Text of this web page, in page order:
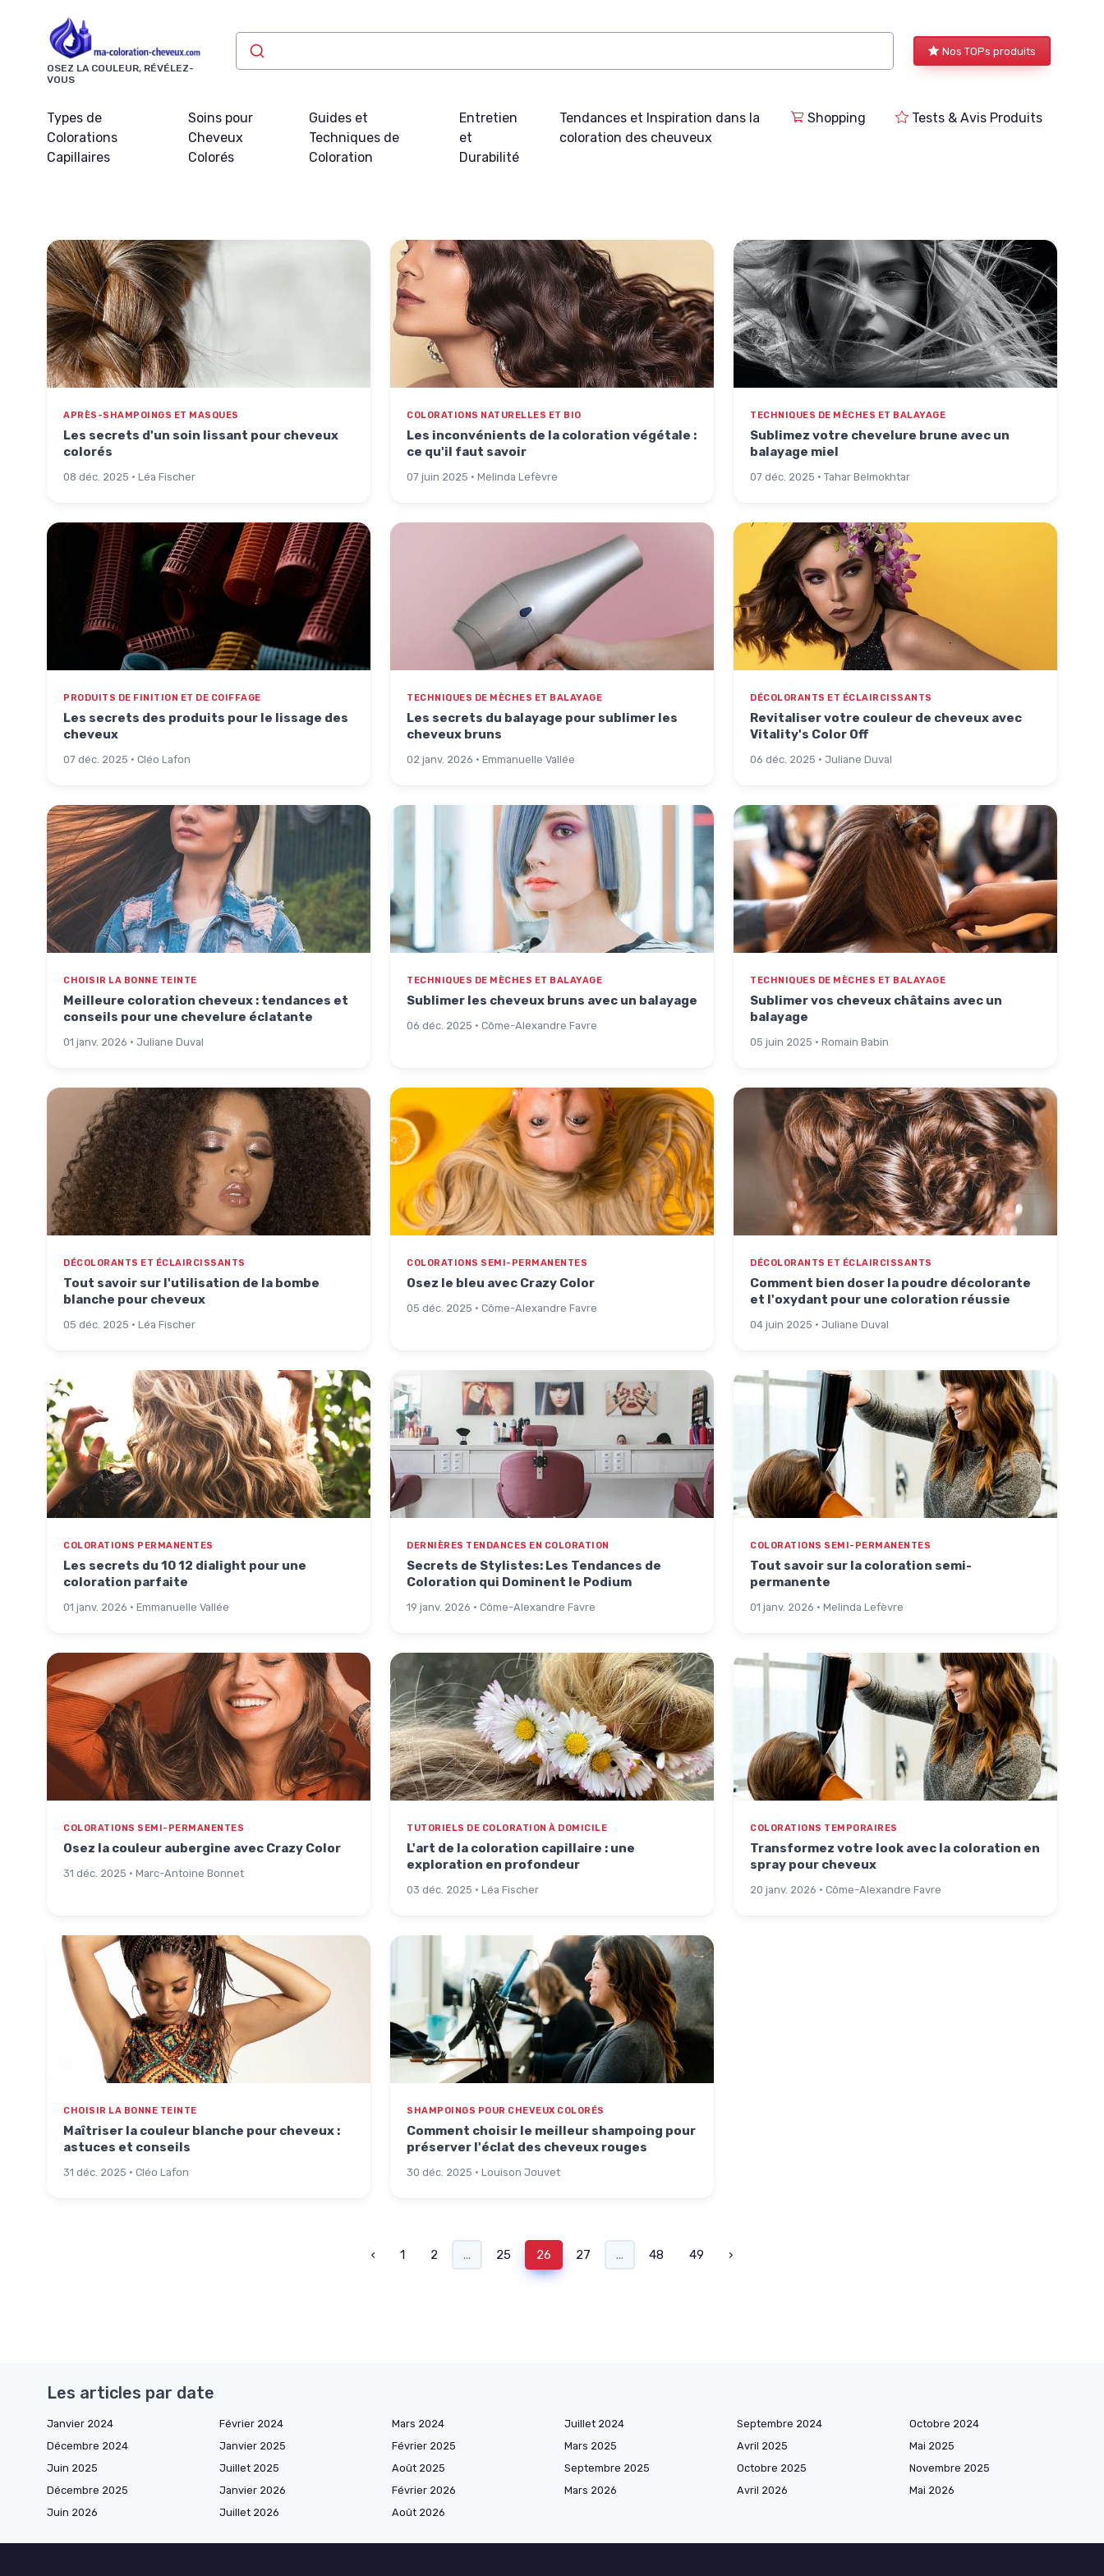
OSEZ LA COULEUR, RÉVÉLEZ-
VOUS
Nos TOPs produits
Types de
Colorations
Capillaires
Soins pour
Cheveux
Colorés
Guides et
Techniques de
Coloration
Entretien
et
Durabilité
Tendances et Inspiration dans la
coloration des cheuveux
Shopping Tests & Avis Produits
APRÈS-SHAMPOINGS ET MASQUES
Les secrets d'un soin lissant pour cheveux
colorés
08 déc. 2025 · Léa Fischer
COLORATIONS NATURELLES ET BIO
Les inconvénients de la coloration végétale :
ce qu'il faut savoir
07 juin 2025 · Melinda Lefèvre
TECHNIQUES DE MÈCHES ET BALAYAGE
Sublimez votre chevelure brune avec un
balayage miel
07 déc. 2025 · Tahar Belmokhtar
PRODUITS DE FINITION ET DE COIFFAGE
Les secrets des produits pour le lissage des
cheveux
07 déc. 2025 · Cléo Lafon
TECHNIQUES DE MÈCHES ET BALAYAGE
Les secrets du balayage pour sublimer les
cheveux bruns
02 janv. 2026 · Emmanuelle Vallée
DÉCOLORANTS ET ÉCLAIRCISSANTS
Revitaliser votre couleur de cheveux avec
Vitality's Color Off
06 déc. 2025 · Juliane Duval
CHOISIR LA BONNE TEINTE
Meilleure coloration cheveux : tendances et
conseils pour une chevelure éclatante
01 janv. 2026 · Juliane Duval
TECHNIQUES DE MÈCHES ET BALAYAGE
Sublimer les cheveux bruns avec un balayage
06 déc. 2025 · Côme-Alexandre Favre
TECHNIQUES DE MÈCHES ET BALAYAGE
Sublimer vos cheveux châtains avec un
balayage
05 juin 2025 · Romain Babin
DÉCOLORANTS ET ÉCLAIRCISSANTS
Tout savoir sur l'utilisation de la bombe
blanche pour cheveux
05 déc. 2025 · Léa Fischer
COLORATIONS SEMI-PERMANENTES
Osez le bleu avec Crazy Color
05 déc. 2025 · Côme-Alexandre Favre
DÉCOLORANTS ET ÉCLAIRCISSANTS
Comment bien doser la poudre décolorante
et l'oxydant pour une coloration réussie
04 juin 2025 · Juliane Duval
COLORATIONS PERMANENTES
Les secrets du 10 12 dialight pour une
coloration parfaite
01 janv. 2026 · Emmanuelle Vallée
DERNIÈRES TENDANCES EN COLORATION
Secrets de Stylistes: Les Tendances de
Coloration qui Dominent le Podium
19 janv. 2026 · Côme-Alexandre Favre
COLORATIONS SEMI-PERMANENTES
Tout savoir sur la coloration semi-
permanente
01 janv. 2026 · Melinda Lefèvre
COLORATIONS SEMI-PERMANENTES
Osez la couleur aubergine avec Crazy Color
31 déc. 2025 · Marc-Antoine Bonnet
TUTORIELS DE COLORATION À DOMICILE
L'art de la coloration capillaire : une
exploration en profondeur
03 déc. 2025 · Léa Fischer
COLORATIONS TEMPORAIRES
Transformez votre look avec la coloration en
spray pour cheveux
20 janv. 2026 · Côme-Alexandre Favre
CHOISIR LA BONNE TEINTE
Maîtriser la couleur blanche pour cheveux :
astuces et conseils
31 déc. 2025 · Cléo Lafon
SHAMPOINGS POUR CHEVEUX COLORÉS
Comment choisir le meilleur shampoing pour
préserver l'éclat des cheveux rouges
30 déc. 2025 · Louison Jouvet
‹ 1 2 ... 25 26 27 ... 48 49 ›
Les articles par date
Janvier 2024 Février 2024 Mars 2024 Juillet 2024 Septembre 2024
Octobre 2024
Décembre 2024
Janvier 2025 Février 2025 Mars 2025 Avril 2025
Mai 2025
Juin 2025
Juillet 2025 Août 2025 Septembre 2025 Octobre 2025
Novembre 2025
Décembre 2025
Janvier 2026 Février 2026 Mars 2026 Avril 2026
Mai 2026
Juin 2026
Juillet 2026 Août 2026